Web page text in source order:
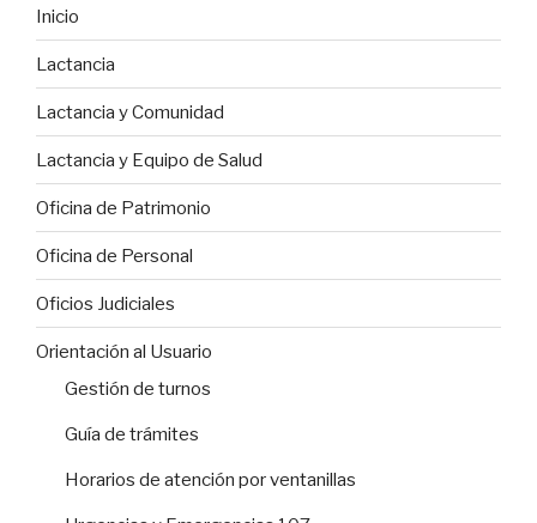
Inicio
Lactancia
Lactancia y Comunidad
Lactancia y Equipo de Salud
Oficina de Patrimonio
Oficina de Personal
Oficios Judiciales
Orientación al Usuario
Gestión de turnos
Guía de trámites
Horarios de atención por ventanillas